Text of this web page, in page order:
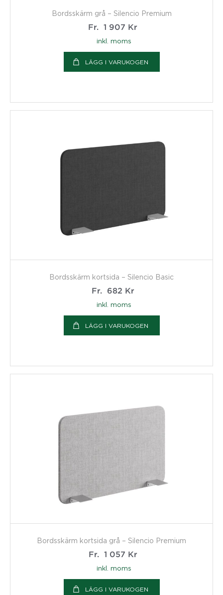
Bordsskärm grå – Silencio Premium
Fr.
1 907 Kr
inkl. moms
LÄGG I VARUKOGEN
Bordsskärm kortsida – Silencio Basic
Fr.
682 Kr
inkl. moms
LÄGG I VARUKOGEN
Bordsskärm kortsida grå – Silencio Premium
Fr.
1 057 Kr
inkl. moms
LÄGG I VARUKOGEN